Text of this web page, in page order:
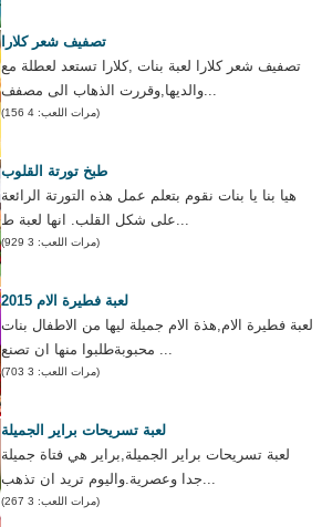
تصفيف شعر كلارا
تصفيف شعر كلارا لعبة بنات ,كلارا تستعد لعطلة مع
والديها,وقررت الذهاب الى مصفف...
(مرات اللعب: 4 156)
طبخ تورتة القلوب
هيا بنا يا بنات نقوم بتعلم عمل هذه التورتة الرائعة
على شكل القلب. انها لعبة ط...
(مرات اللعب: 3 929)
لعبة فطيرة الام 2015
لعبة فطيرة الام,هذة الام جميلة ليها من الاطفال بنات
محبوبةطلبوا منها ان تصنع ...
(مرات اللعب: 3 703)
لعبة تسريحات براير الجميلة
لعبة تسريحات براير الجميلة,براير هي فتاة جميلة
جدا وعصرية.واليوم تريد ان تذهب...
(مرات اللعب: 3 267)